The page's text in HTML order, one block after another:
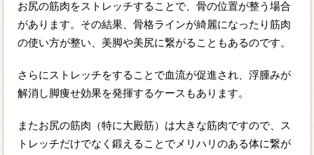
お尻の筋肉をストレッチすることで、骨の位置が整う場合
があります。その結果、骨格ラインが綺麗になったり筋肉
の使い方が整い、美脚や美尻に繋がることもあるのです。
さらにストレッチをすることで血流が促進され、浮腫みが
解消し脚痩せ効果を発揮するケースもあります。
またお尻の筋肉（特に大殿筋）は大きな筋肉ですので、ス
トレッチだけでなく鍛えることでメリハリのある体に繋が